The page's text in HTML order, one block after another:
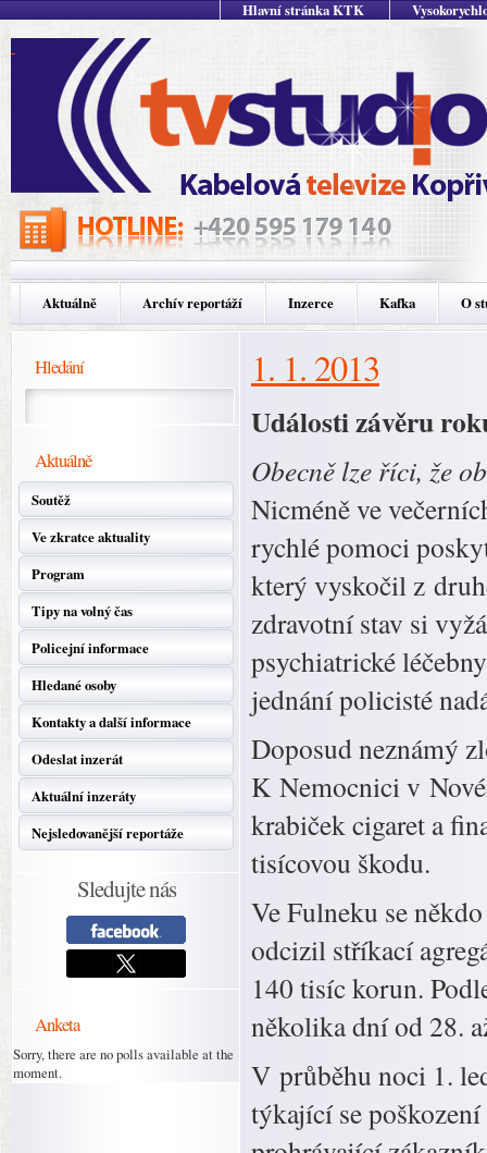
Hlavní stránka KTK
Aktuálně Archív reportáží Inzerce Kafka O
Hledání
Aktuálně
Soutěž
Ve zkratce aktuality
Program
Tipy na volný čas
Policejní informace
Hledané osoby
Kontakty a další informace
Odeslat inzerát
Aktuální inzeráty
Nejsledovanější reportáže
Sledujte nás
Anketa
Sorry, there are no polls available at the
moment.
1. 1. 2013
Události závěru
Obecně lze říci, že
Nicméně ve
rychlé pomoci
který vyskočil z
zdravotní stav si
psychiatrické
jednání policisté
Doposud neznámý
K Nemocnici v
krabiček cigaret a
tisícovou škodu.
Ve Fulneku se
odcizil stříkací
140 tisíc korun.
několika dní od 28.
V průběhu noci 1.
týkající se